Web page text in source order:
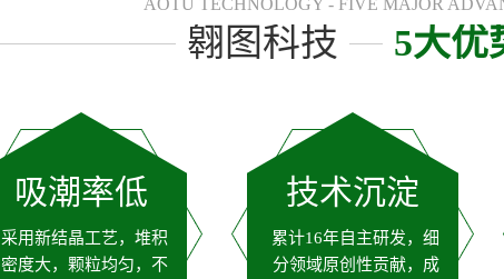
AOTU TECHNOLOGY - FIVE MAJOR
翱图科技 5大优
吸潮率低
采用新结晶工艺，堆积
密度大，颗粒均匀，不
技术沉淀
累计16年自主研发，细
分领域原创性贡献，成